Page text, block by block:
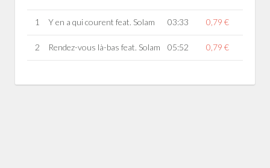
1 Y en a qui courent feat. Solam 03:33 0,79 €
2 Rendez-vous là-bas feat. Solam 05:52 0,79 €